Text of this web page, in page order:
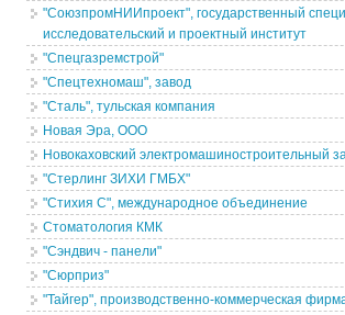
"СоюзпромНИИпроект", государственный
исследовательский и проектный институт
"Спецгазремстрой"
"Спецтехномаш", завод
"Сталь", тульская компания
Новая Эра, ООО
Новокаховский электромашиностроительный
"Стерлинг ЗИХИ ГМБХ"
"Стихия С", международное объединение
Стоматология КМК
"Сэндвич - панели"
"Сюрприз"
"Тайгер", производственно-коммерческая